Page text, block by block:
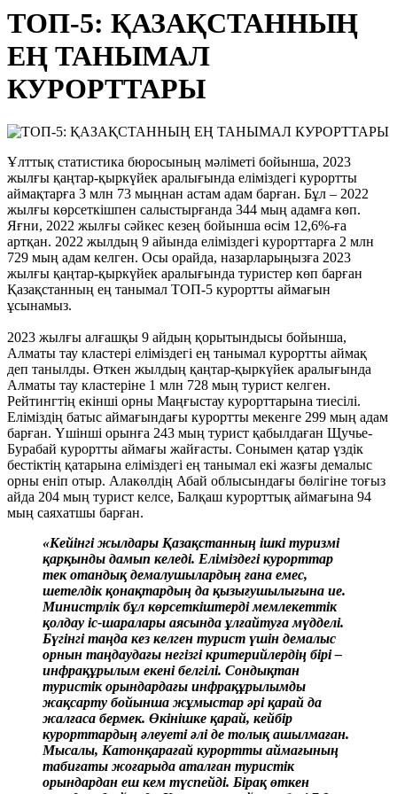
ТОП-5: ҚАЗАҚСТАННЫҢ
ЕҢ ТАНЫМАЛ
КУРОРТТАРЫ
Ұлттық статистика бюросының мәліметі бойынша, 2023
жылғы қаңтар-қыркүйек аралығында еліміздегі курортты
аймақтарға 3 млн 73 мыңнан астам адам барған. Бұл – 2022
жылғы көрсеткішпен салыстырғанда 344 мың адамға көп.
Яғни, 2022 жылғы сәйкес кезең бойынша өсім 12,6%-ға
артқан. 2022 жылдың 9 айында еліміздегі курорттарға 2 млн
729 мың адам келген. Осы орайда, назарларыңызға 2023
жылғы қаңтар-қыркүйек аралығында туристер көп барған
Қазақстанның ең танымал ТОП-5 курортты аймағын
ұсынамыз.
2023 жылғы алғашқы 9 айдың қорытындысы бойынша,
Алматы тау кластері еліміздегі ең танымал курортты аймақ
деп танылды. Өткен жылдың қаңтар-қыркүйек аралығында
Алматы тау кластеріне 1 млн 728 мың турист келген.
Рейтингтің екінші орны Маңғыстау курорттарына тиесілі.
Еліміздің батыс аймағындағы курортты мекенге 299 мың адам
барған. Үшінші орынға 243 мың турист қабылдаған Щучье-
Бурабай курортты аймағы жайғасты. Сонымен қатар үздік
бестіктің қатарына еліміздегі ең танымал екі жазғы демалыс
орны еніп отыр. Алакөлдің Абай облысындағы бөлігіне тоғыз
айда 204 мың турист келсе, Балқаш курорттық аймағына 94
мың саяхатшы барған.
«Кейінгі жылдары Қазақстанның ішкі туризмі
қарқынды дамып келеді. Еліміздегі курорттар
тек отандық демалушылардың ғана емес,
шетелдік қонақтардың да қызығушылығына ие.
Министрлік бұл көрсеткіштерді мемлекеттік
қолдау іс-шаралары аясында ұлғайтуға мүдделі.
Бүгінгі таңда кез келген турист үшін демалыс
орнын таңдаудағы негізгі критерийлердің бірі –
инфрақұрылым екені белгілі. Сондықтан
туристік орындардағы инфрақұрылымды
жақсарту бойынша жұмыстар әрі қарай да
жалғаса бермек. Өкінішке қарай, кейбір
курорттардың әлеуеті әлі де толық ашылмаған.
Мысалы, Катонқарағай курортты аймағының
табиғаты жоғарыда аталған туристік
орындардан еш кем түспейді. Бірақ өткен